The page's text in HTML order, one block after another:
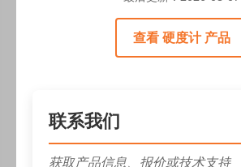
查看 硬度计 产品
联系我们
获取产品信息、报价或技术支持